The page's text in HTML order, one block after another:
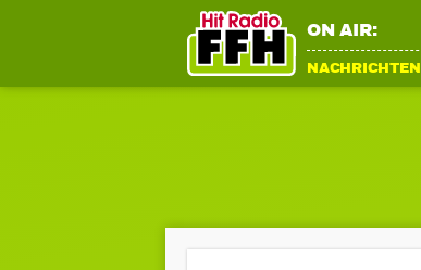
ON AIR:
NACHRICHTEN